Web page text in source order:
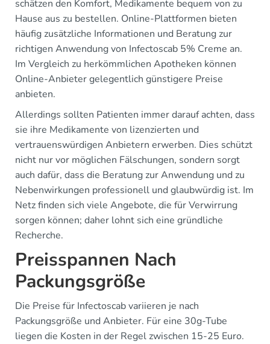
schätzen den Komfort, Medikamente bequem von zu
Hause aus zu bestellen. Online-Plattformen bieten
häufig zusätzliche Informationen und Beratung zur
richtigen Anwendung von Infectoscab 5% Creme an.
Im Vergleich zu herkömmlichen Apotheken können
Online-Anbieter gelegentlich günstigere Preise
anbieten.
Allerdings sollten Patienten immer darauf achten, dass
sie ihre Medikamente von lizenzierten und
vertrauenswürdigen Anbietern erwerben. Dies schützt
nicht nur vor möglichen Fälschungen, sondern sorgt
auch dafür, dass die Beratung zur Anwendung und zu
Nebenwirkungen professionell und glaubwürdig ist. Im
Netz finden sich viele Angebote, die für Verwirrung
sorgen können; daher lohnt sich eine gründliche
Recherche.
Preisspannen Nach
Packungsgröße
Die Preise für Infectoscab variieren je nach
Packungsgröße und Anbieter. Für eine 30g-Tube
liegen die Kosten in der Regel zwischen 15-25 Euro.